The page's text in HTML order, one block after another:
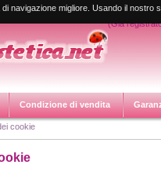
navigazione migliore. Usando ilRegistrati e
(Già
Condizione di vendita
cookie